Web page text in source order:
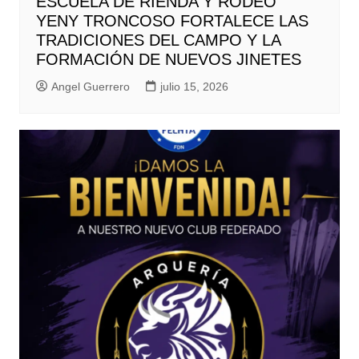
YENY TRONCOSO FORTALECE LAS
TRADICIONES DEL CAMPO Y LA
FORMACIÓN DE NUEVOS JINETES
Angel Guerrero julio 15, 2026